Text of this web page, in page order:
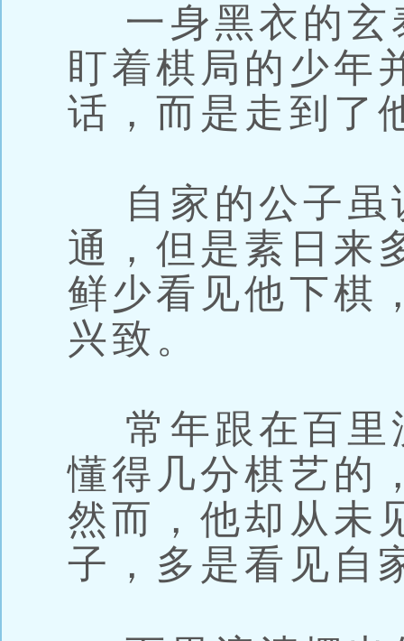
一身黑衣的玄
盯着棋局的少年
话，而是走到了
自家的公子虽
通，但是素日来
鲜少看见他下棋
兴致。
常年跟在百里
懂得几分棋艺的
然而，他却从未
子，多是看见自